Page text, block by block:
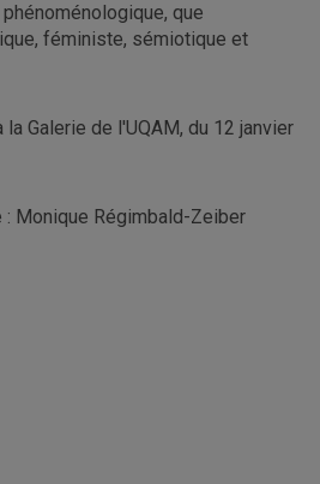
que
féministe, sémiotique et
Galerie de l'UQAM, du 12 janvier
Monique Régimbald-Zeiber